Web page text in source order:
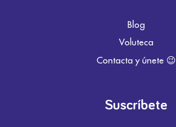
Blog
Voluteca
Contacta y únete 😉
Suscríbete